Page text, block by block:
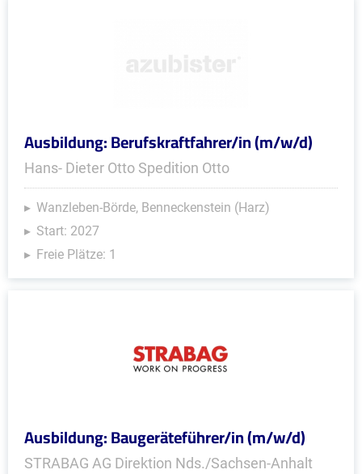
Ausbildung: Berufskraftfahrer/in (m/w/d)
Hans- Dieter Otto Spedition Otto
Wanzleben-Börde, Benneckenstein (Harz)
Start: 2027
Freie Plätze: 1
Ausbildung: Baugeräteführer/in (m/w/d)
STRABAG AG Direktion Nds./Sachsen-Anhalt